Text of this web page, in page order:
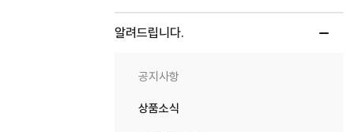
알려드립니다.
공지사항
상품소식